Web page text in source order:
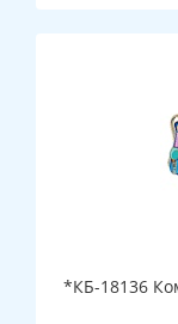
*КБ-18136